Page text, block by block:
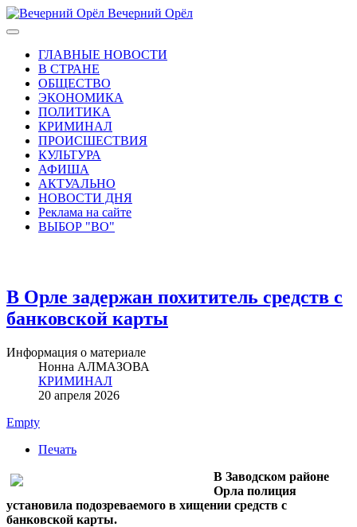
Вечерний Орёл
ГЛАВНЫЕ НОВОСТИ
В СТРАНЕ
ОБЩЕСТВО
ЭКОНОМИКА
ПОЛИТИКА
КРИМИНАЛ
ПРОИСШЕСТВИЯ
КУЛЬТУРА
АФИША
АКТУАЛЬНО
НОВОСТИ ДНЯ
Реклама на сайте
ВЫБОР "ВО"
В Орле задержан похититель средств с
банковской карты
Информация о материале
Нонна АЛМАЗОВА
КРИМИНАЛ
20 апреля 2026
Empty
Печать
В Заводском районе
Орла полиция
установила подозреваемого в хищении средств с
банковской карты.